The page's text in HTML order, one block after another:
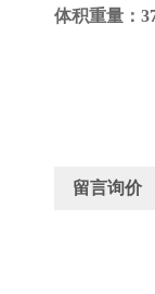
体积重量：
留言询价